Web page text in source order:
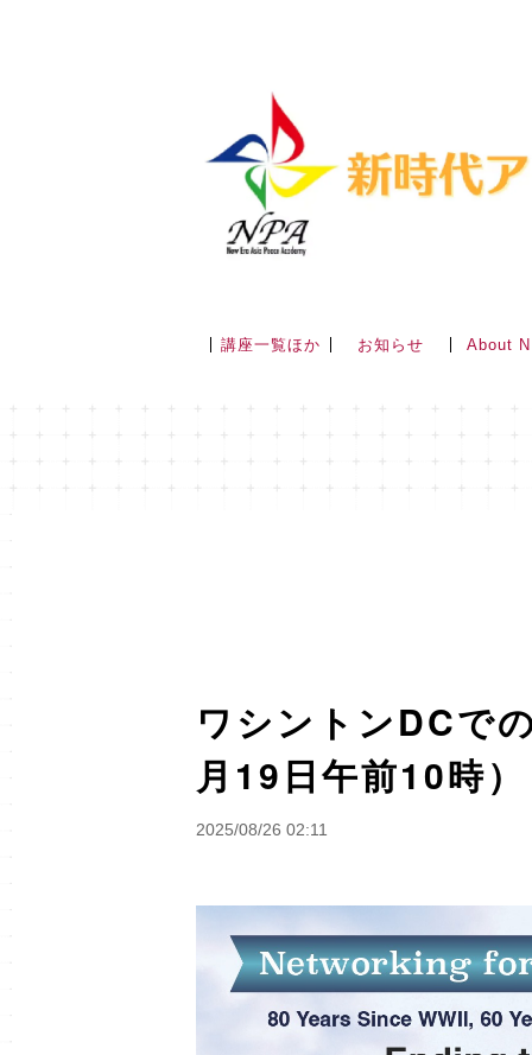
講座一覧ほか お知らせ About
ワシントンDCで
月19日午前10時）
2025/08/26 02:11